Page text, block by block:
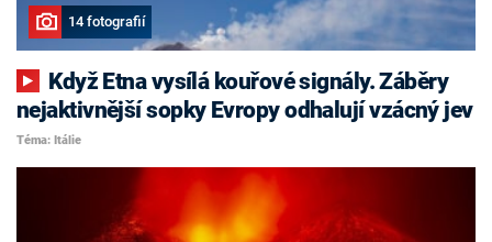
14 fotografií
nejaktivnější sopky Evropy odhalují vzácný jev
Téma: Itálie